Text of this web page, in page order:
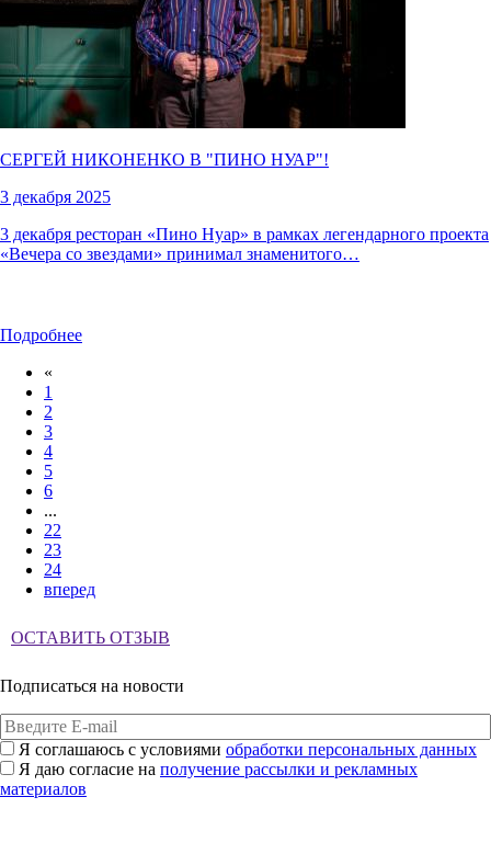
СЕРГЕЙ НИКОНЕНКО В "ПИНО НУАР"!
3 декабря 2025
3 декабря ресторан «Пино Нуар» в рамках легендарного проекта
«Вечера со звездами» принимал знаменитого…
Подробнее
«
1
2
3
4
5
6
...
22
23
24
вперед
ОСТАВИТЬ ОТЗЫВ
Подписаться на новости
Я соглашаюсь с условиями обработки персональных данных
Я даю согласие на получение рассылки и рекламных
материалов